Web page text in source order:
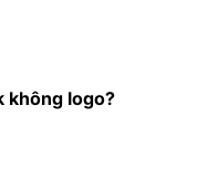
không logo?